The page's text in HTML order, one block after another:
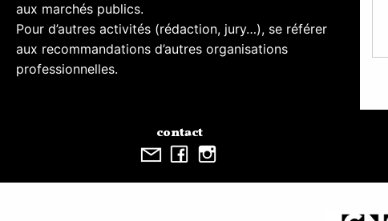
aux marchés publics.
Pour d’autres activités (rédaction, jury…), se référer
aux recommandations d’autres organisations
professionnelles.
contact